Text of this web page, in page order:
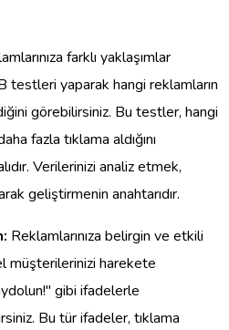
farklı yaklaşımlar
testleri yaparak hangi reklamların
görebilirsiniz. Bu testler, hangi
fazla tıklama aldığını
Verilerinizi analiz etmek,
geliştirmenin anahtarıdır.
Reklamlarınıza belirgin ve etkili
müşterilerinizi harekete
gibi ifadelerle
Bu tür ifadeler, tıklama